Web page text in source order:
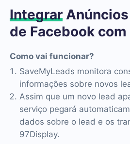
Integrar
de Facebook
Como vai funcionar?
SaveMyLeads monitora
informações sobre novos
Assim que um novo lead
serviço pegará
dados sobre o lead e os
97Display.